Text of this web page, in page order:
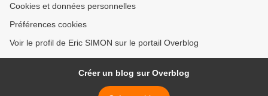
Cookies et données personnelles
Préférences cookies
Voir le profil de Eric SIMON sur le portail Overblog
Créer un blog sur Overblog